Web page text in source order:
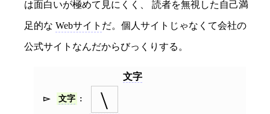
は面白いが極めて見にくく、 読者を無視した自己満
足的な Webサイト だ。個人サイトじゃなくて会社の
公式サイトなんだからびっくりする。
文字
文字 \